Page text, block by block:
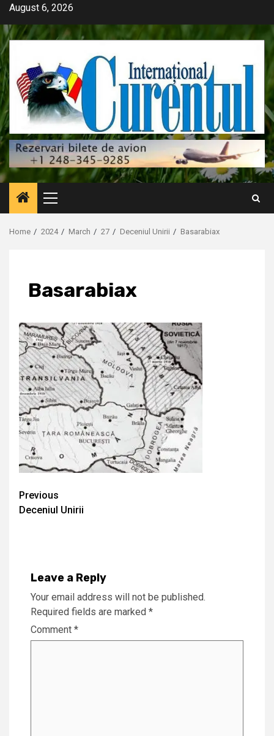
Skip
content
August 6, 2026
Primary
Menu
Home 2024 March 27 Deceniul Unirii Basarabiax
Basarabiax
Continue
Reading
Previous
Deceniul Unirii
Leave a Reply
Your email address will not be published.
Required fields are marked *
Comment *